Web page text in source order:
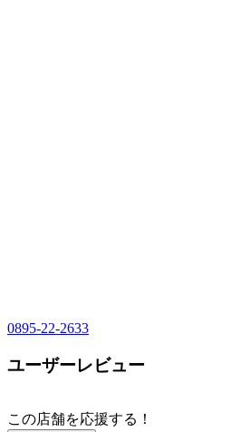
0895-22-2633
ユーザーレビュー
この店舗を応援する！